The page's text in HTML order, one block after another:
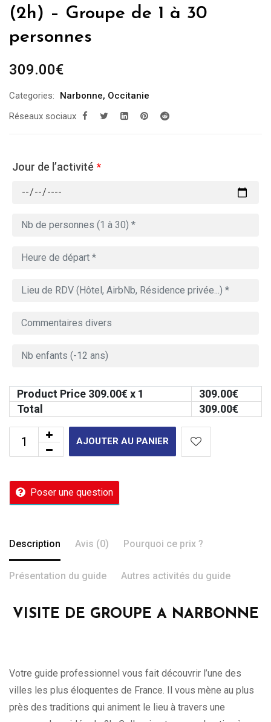
(2h) – Groupe de 1 à 30
personnes
309.00€
Categories: Narbonne, Occitanie
Réseaux sociaux
Jour de l’activité *
Product Price 309.00€ x 1 309.00€
Total
309.00€
AJOUTER AU PANIER
Poser une question
Description Avis (0) Pourquoi ce prix ?
Présentation du guide Autres activités du guide
VISITE DE GROUPE A NARBONNE
Votre guide professionnel vous fait découvrir l’une des
villes les plus éloquentes de France. Il vous mène au plus
près des traditions qui animent le lieu à travers une